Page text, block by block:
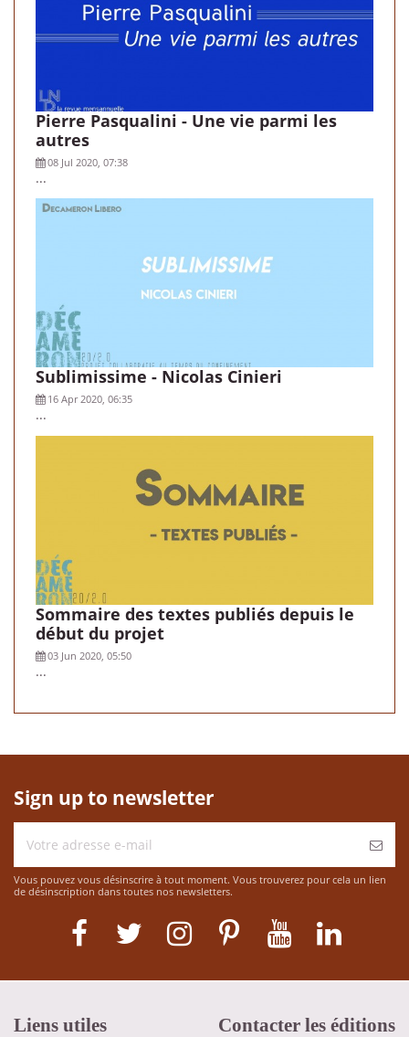
Pierre Pasqualini - Une vie parmi les
autres
08 Jul 2020, 07:38
...
Sublimissime - Nicolas Cinieri
16 Apr 2020, 06:35
...
Sommaire des textes publiés depuis le
début du projet
03 Jun 2020, 05:50
...
Sign up to newsletter
Vous pouvez vous désinscrire à tout moment. Vous trouverez pour cela un lien
de désinscription dans toutes nos newsletters.
Liens utiles Contacter les éditions